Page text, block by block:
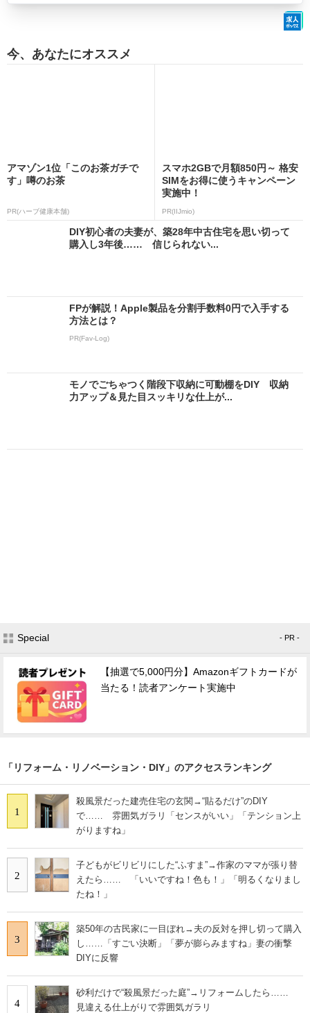
今、あなたにオススメ
アマゾン1位「このお茶ガチで
す」噂のお茶
PR(ハーブ健康本舗)
スマホ2GBで月額850円～ 格安
SIMをお得に使うキャンペーン
実施中！
PR(IIJmio)
DIY初心者の夫妻が、築28年中古住宅を思い切って
購入し3年後…… 信じられない...
FPが解説！Apple製品を分割手数料0円で入手する
方法とは？
PR(Fav-Log)
モノでごちゃつく階段下収納に可動棚をDIY 収納
力アップ＆見た目スッキリな仕上が...
Special - PR -
【抽選で5,000円分】Amazonギフトカードが
当たる！読者アンケート実施中
「リフォーム・リノベーション・DIY」のアクセスランキング
1
殺風景だった建売住宅の玄関→“貼るだけ”のDIY
で…… 雰囲気ガラリ「センスがいい」「テンション上
がりますね」
2
子どもがビリビリにした“ふすま”→作家のママが張り替
えたら…… 「いいですね！色も！」「明るくなりまし
たね！」
3
築50年の古民家に一目ぼれ→夫の反対を押し切って購入
し……「すごい決断」「夢が膨らみますね」妻の衝撃
DIYに反響
4
砂利だけで“殺風景だった庭”→リフォームしたら……
見違える仕上がりで雰囲気ガラリ